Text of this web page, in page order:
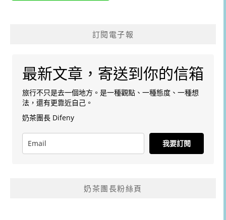
訂閱電子報
最新文章，寄送到你的信箱
旅行不只是去一個地方。是一種觀點、一種態度、一種想
法，還有更靠近自己。
奶茶團長 Difeny
我要訂閱
奶茶團長粉絲頁